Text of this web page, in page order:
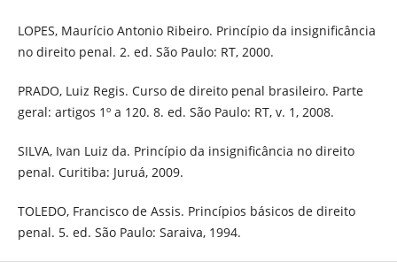
LOPES, Maurício Antonio Ribeiro. Princípio da insignificância
no direito penal. 2. ed. São Paulo: RT, 2000.
PRADO, Luiz Regis. Curso de direito penal brasileiro. Parte
geral: artigos 1º a 120. 8. ed. São Paulo: RT, v. 1, 2008.
SILVA, Ivan Luiz da. Princípio da insignificância no direito
penal. Curitiba: Juruá, 2009.
TOLEDO, Francisco de Assis. Princípios básicos de direito
penal. 5. ed. São Paulo: Saraiva, 1994.